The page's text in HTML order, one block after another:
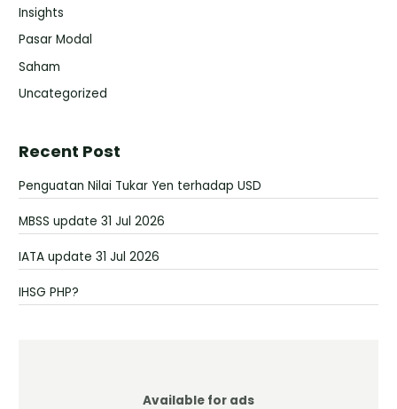
Insights
Pasar Modal
Saham
Uncategorized
Recent Post
Penguatan Nilai Tukar Yen terhadap USD
MBSS update 31 Jul 2026
IATA update 31 Jul 2026
IHSG PHP?
Available for ads